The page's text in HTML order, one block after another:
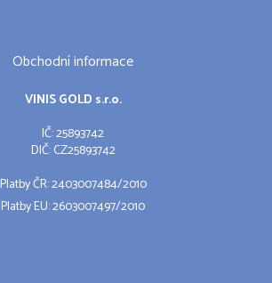
Obchodní informace
VINIS GOLD s.r.o.
IČ: 25893742
DIČ: CZ25893742
Platby ČR: 2403007484/2010
Platby EU: 2603007497/2010